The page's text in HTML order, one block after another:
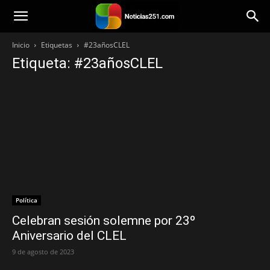
Noticias251
Inicio Etiquetas #23añosCLEL
Etiqueta: #23añosCLEL
Política
Celebran sesión solemne por 23º
Aniversario del CLEL
9 de agosto de 2023